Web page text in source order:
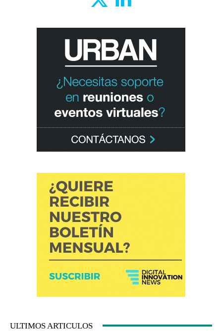
ULTIMOS ARTICULOS